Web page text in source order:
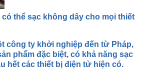
có thể sạc không dây cho mọi thiết
công ty khởi nghiệp đến từ Pháp,
phẩm đặc biệt, có khả năng sạc
hết các thiết bị điện tử hiện có.